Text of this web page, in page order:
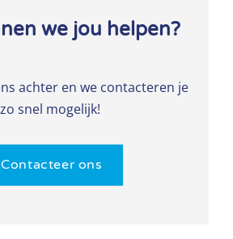
we jou helpen?
achter en we contacteren je
zo snel mogelijk!
Contacteer ons